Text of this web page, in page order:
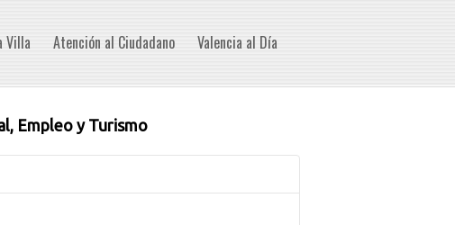
Villa Atención al Ciudadano Valencia al Día
Empleo y Turismo